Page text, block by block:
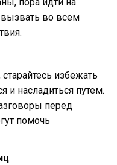
во всем
избежать
и насладиться путем.
перед
помочь